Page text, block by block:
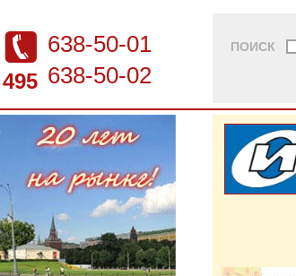
495
638-50-01
638-50-02
ПОИСК